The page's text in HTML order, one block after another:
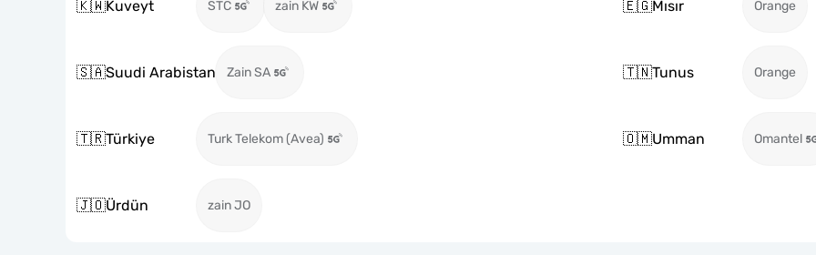
🇰🇼Kuveyt STC zain KW 🇪🇬Mısır Orange
🇸🇦Suudi Arabistan Zain SA 🇹🇳Tunus Orange
🇹🇷Türkiye Turk Telekom (Avea) 🇴🇲Umman Omantel
🇯🇴Ürdün zain JO